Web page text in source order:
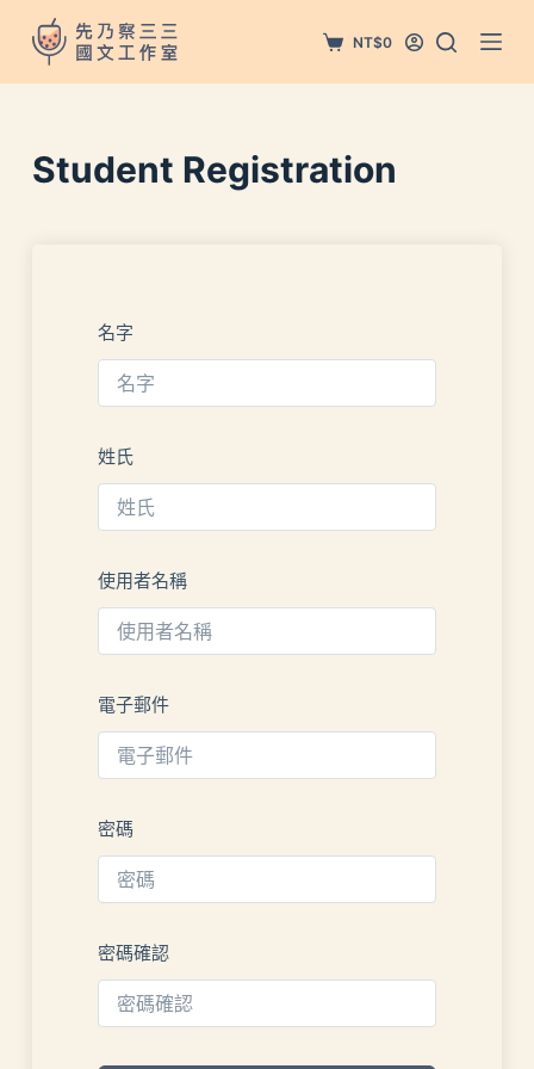
跳
至
主
內
容
NT$0
Student Registration
名字
姓氏
使用者名稱
電子郵件
密碼
密碼確認